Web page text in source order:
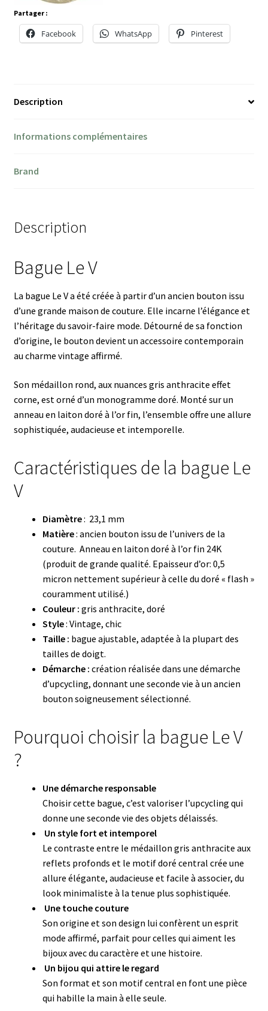
Partager :
Facebook WhatsApp Pinterest
Description
Informations complémentaires
Brand
Description
Bague Le V
La bague Le V a été créée à partir d’un ancien bouton issu
d’une grande maison de couture. Elle incarne l’élégance et
l’héritage du savoir-faire mode. Détourné de sa fonction
d’origine, le bouton devient un accessoire contemporain
au charme vintage affirmé.
Son médaillon rond, aux nuances gris anthracite effet
corne, est orné d’un monogramme doré. Monté sur un
anneau en laiton doré à l’or fin, l’ensemble offre une allure
sophistiquée, audacieuse et intemporelle.
Caractéristiques de la bague Le
V
Diamètre: 23,1 mm
Matière: ancien bouton issu de l’univers de la
couture. Anneau en laiton doré à l’or fin 24K
(produit de grande qualité. Epaisseur d’or: 0,5
micron nettement supérieur à celle du doré « flash »
couramment utilisé.)
Couleur : gris anthracite, doré
Style: Vintage, chic
Taille : bague ajustable, adaptée à la plupart des
tailles de doigt.
Démarche : création réalisée dans une démarche
d’upcycling, donnant une seconde vie à un ancien
bouton soigneusement sélectionné.
Pourquoi choisir la bague Le V
?
Une démarche responsable
Choisir cette bague, c’est valoriser l’upcycling qui
donne une seconde vie des objets délaissés.
Un style fort et intemporel
Le contraste entre le médaillon gris anthracite aux
reflets profonds et le motif doré central crée une
allure élégante, audacieuse et facile à associer, du
look minimaliste à la tenue plus sophistiquée.
Une touche couture
Son origine et son design lui confèrent un esprit
mode affirmé, parfait pour celles qui aiment les
bijoux avec du caractère et une histoire.
Un bijou qui attire le regard
Son format et son motif central en font une pièce
qui habille la main à elle seule.